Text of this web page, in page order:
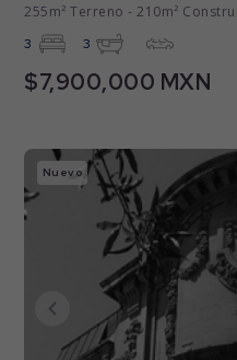
255m² Terreno - 210m²
3 3
$7,900,000 MXN
Nuevo